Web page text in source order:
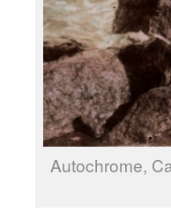
Autochrome,